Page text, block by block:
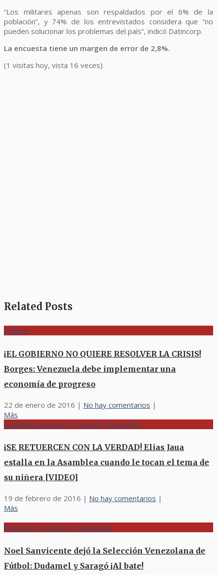
“Los militares apenas son respaldados por el 6% de la
población”, y 74% de los entrevistados considera que “no
pueden solucionar los problemas del país”, indicó Datincorp.
La encuesta tiene un margen de error de 2,8%.
(1 visitas hoy, vista 16 veces)
Related Posts
Política
¡EL GOBIERNO NO QUIERE RESOLVER LA CRISIS!
Borges: Venezuela debe implementar una
economía de progreso
22 de enero de 2016 | No hay comentarios |
Más
Asamblea Nacional, Economía, Nacionales
¡SE RETUERCEN CON LA VERDAD! Elias Jaua
estalla en la Asamblea cuando le tocan el tema de
su niñera [VIDEO]
19 de febrero de 2016 | No hay comentarios |
Más
Deportes, Deportes, Nacionales
Noel Sanvicente dejó la Selección Venezolana de
Fútbol: Dudamel y Saragó ¡Al bate!